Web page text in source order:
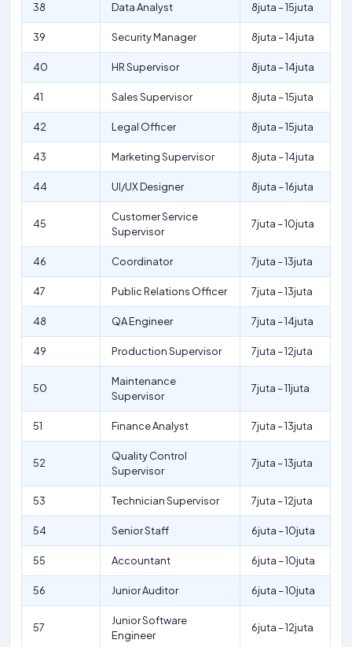
38 Data Analyst 8juta – 15juta
39 Security Manager 8juta – 14juta
40 HR Supervisor 8juta – 14juta
41 Sales Supervisor 8juta – 15juta
42 Legal Officer 8juta – 15juta
43 Marketing Supervisor 8juta – 14juta
44 UI/UX Designer 8juta – 16juta
45
Customer Service
Supervisor
7juta – 10juta
46 Coordinator 7juta – 13juta
47 Public Relations Officer 7juta – 13juta
48 QA Engineer 7juta – 14juta
49 Production Supervisor 7juta – 12juta
50
Maintenance
Supervisor
7juta – 11juta
51 Finance Analyst 7juta – 13juta
52
Quality Control
Supervisor
7juta – 13juta
53 Technician Supervisor 7juta – 12juta
54 Senior Staff 6juta – 10juta
55 Accountant 6juta – 10juta
56 Junior Auditor 6juta – 10juta
57
Junior Software
Engineer
6juta – 12juta